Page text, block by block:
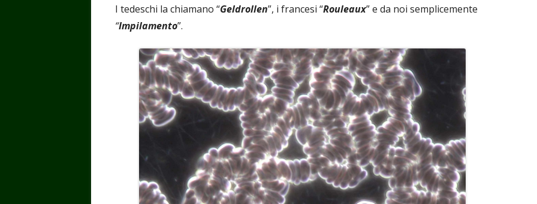
I tedeschi la chiamano “Geldrollen”, i francesi “Rouleaux” e da noi semplicemente
“Impilamento”.